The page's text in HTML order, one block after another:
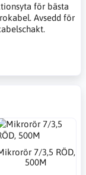
för bästa
Avsedd för
7/3,5 RÖD,
500M